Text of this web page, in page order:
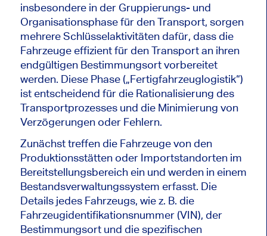
insbesondere in der Gruppierungs- und
Organisationsphase für den Transport, sorgen
mehrere Schlüsselaktivitäten dafür, dass die
Fahrzeuge effizient für den Transport an ihren
endgültigen Bestimmungsort vorbereitet
werden. Diese Phase („Fertigfahrzeuglogistik“)
ist entscheidend für die Rationalisierung des
Transportprozesses und die Minimierung von
Verzögerungen oder Fehlern.
Zunächst treffen die Fahrzeuge von den
Produktionsstätten oder Importstandorten im
Bereitstellungsbereich ein und werden in einem
Bestandsverwaltungssystem erfasst. Die
Details jedes Fahrzeugs, wie z. B. die
Fahrzeugidentifikationsnummer (VIN), der
Bestimmungsort und die spezifischen